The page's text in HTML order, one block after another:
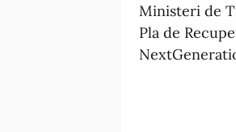
Ministeri de
Pla de